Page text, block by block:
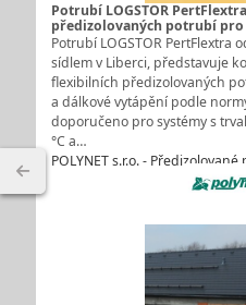
Potrubí LOGSTOR
předizolovaných potrubí
Potrubí LOGSTOR PertFlextra
sídlem v Liberci, představuje
flexibilních předizolovaných
a dálkové vytápění podle
doporučeno pro systémy s
°C a…
POLYNET s.r.o. -